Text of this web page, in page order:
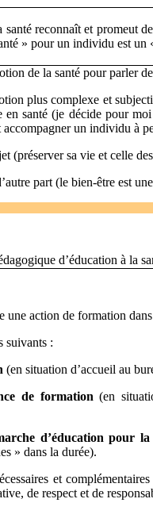
reconnaît et promeut
» pour un individu est un
de la santé pour parler
plus complexe et
en santé (je décide pour
un individu à
(préserver sa vie et celle
part (le bien-être est
d’éducation à la
une action de formation
suivants :
(en situation d’accueil au
de formation(en
d’éducation pour
» dans la durée).
et
de respect et de